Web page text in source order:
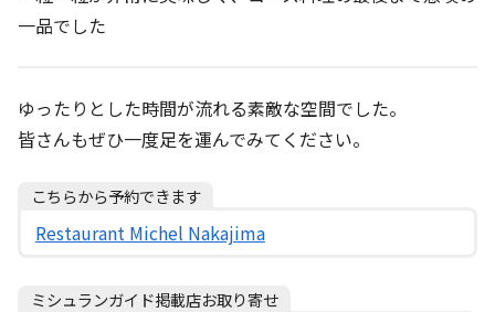
一品でした
ゆったりとした時間が流れる素敵な空間でした。
皆さんもぜひ一度足を運んでみてください。
こちらから予約できます
Restaurant Michel Nakajima
ミシュランガイド掲載店お取り寄せ